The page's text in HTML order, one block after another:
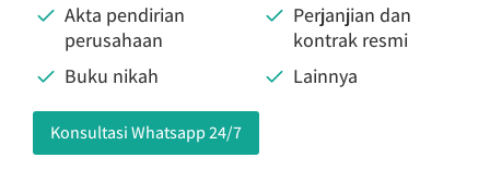
Akta pendirian
perusahaan
Perjanjian dan
kontrak resmi
Buku nikah
Lainnya
Konsultasi Whatsapp 24/7